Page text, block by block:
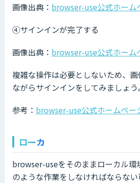
画像出典： browser-use公式ホーム
④サインインが完了する
画像出典： browser-use公式ホーム
複雑な操作は必要としないため、
ながらサインインをしてみましょう。
参考： browser-use公式ホームペー
ローカ
browser-useをそのままローカル環
のような作業をしなければならない